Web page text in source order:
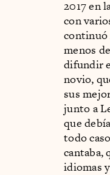
2017 en
con
continuó
menos
difundir
novio,
sus
junto a
que
todo
cantaba,
idiomas